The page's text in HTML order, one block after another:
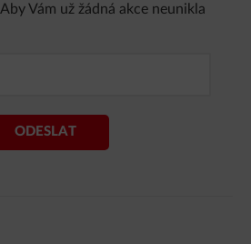
Aby Vám už žádná akce neunikla
ODESLAT